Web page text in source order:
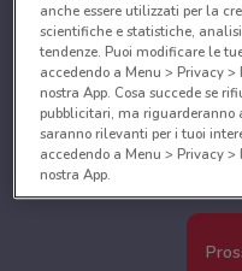
anche essere utilizzati per la
scientifiche e statistiche,
tendenze. Puoi modificare le
accedendo a Menu > Privacy
nostra App. Cosa succede se
pubblicitari, ma riguarderanno
saranno rilevanti per i tuoi
accedendo a Menu > Privacy
nostra App.
Noi e i nostri partner
Utilizzare dati di
caratteristiche del dispositivo